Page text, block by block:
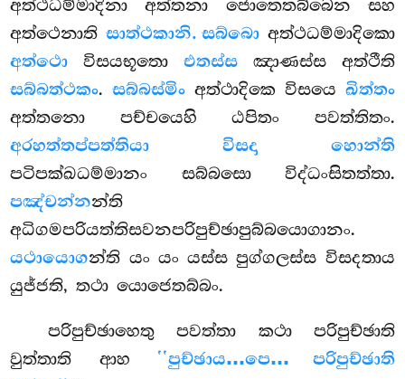
අත්ථධම්මාදිනා අත්තනා ජොතෙතබ්බෙන සහ
අත්ථෙනාතිසාත්ථකානි. සබ්බොඅත්ථධම්මාදිකො
අත්ථො විසයභූතො එතස්ස ඤාණස්ස අත්ථීති
සබ්බත්ථකං.සබ්බස්මිං අත්ථාදිකෙ විසයෙ ඛිත්තං
අත්තනො පච්චයෙහි ඨපිතං පවත්තිතං.
අරහත්තප්පත්තියා විසදා හොන්ති
පටිපක්ඛධම්මානං සබ්බසො විද්ධංසිතත්තා.
පඤ්චන්නන්ති
අධිගමපරියත්තිසවනපරිපුච්ඡාපුබ්බයොගානං.
යථායොගන්ති යං යං යස්ස පුග්ගලස්ස විසදතාය
යුජ්ජති, තථා යොජෙතබ්බං.
පරිපුච්ඡාහෙතු පවත්තා කථා පරිපුච්ඡාති
වුත්තාති ආහ ‘‘පුච්ඡාය…පෙ… පරිපුච්ඡාති